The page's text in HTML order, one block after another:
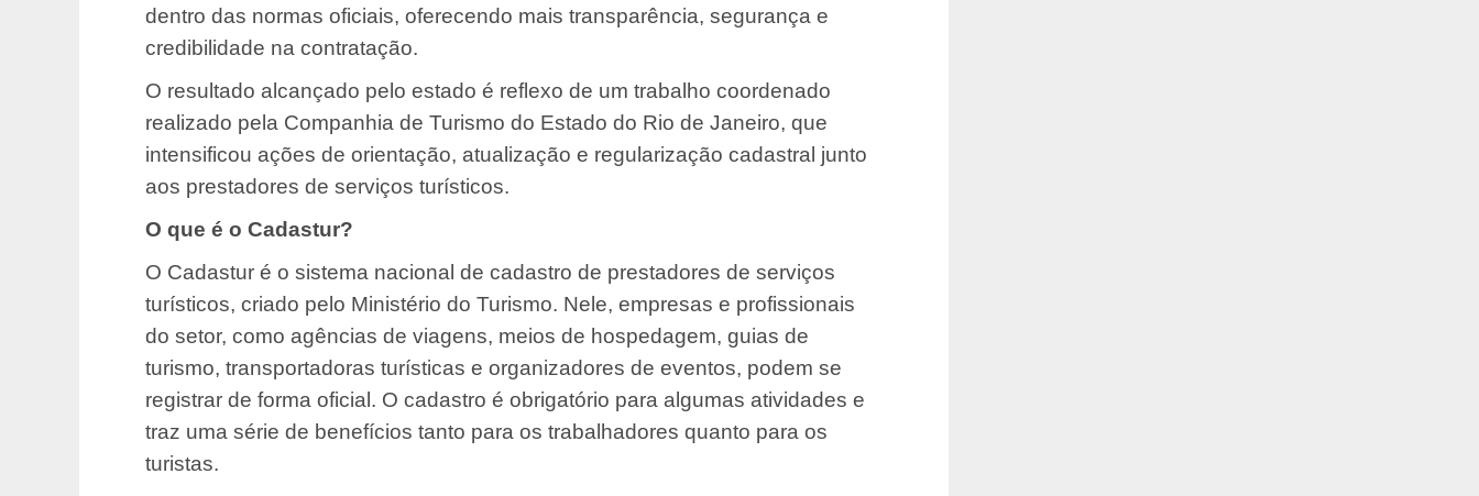
dentro das normas oficiais, oferecendo mais transparência, segurança e
credibilidade na contratação.
O resultado alcançado pelo estado é reflexo de um trabalho coordenado
realizado pela Companhia de Turismo do Estado do Rio de Janeiro, que
intensificou ações de orientação, atualização e regularização cadastral junto
aos prestadores de serviços turísticos.
O que é o Cadastur?
O Cadastur é o sistema nacional de cadastro de prestadores de serviços
turísticos, criado pelo Ministério do Turismo. Nele, empresas e profissionais
do setor, como agências de viagens, meios de hospedagem, guias de
turismo, transportadoras turísticas e organizadores de eventos, podem se
registrar de forma oficial. O cadastro é obrigatório para algumas atividades e
traz uma série de benefícios tanto para os trabalhadores quanto para os
turistas.